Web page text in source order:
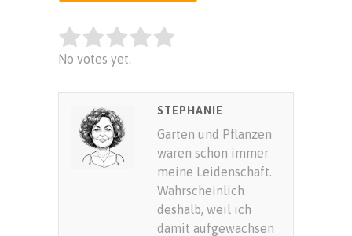
Rate this item:
SUBMIT RATING
No votes yet.
STEPHANIE
Garten und Pflanzen
waren schon immer
meine Leidenschaft.
Wahrscheinlich
deshalb, weil ich
damit aufgewachsen